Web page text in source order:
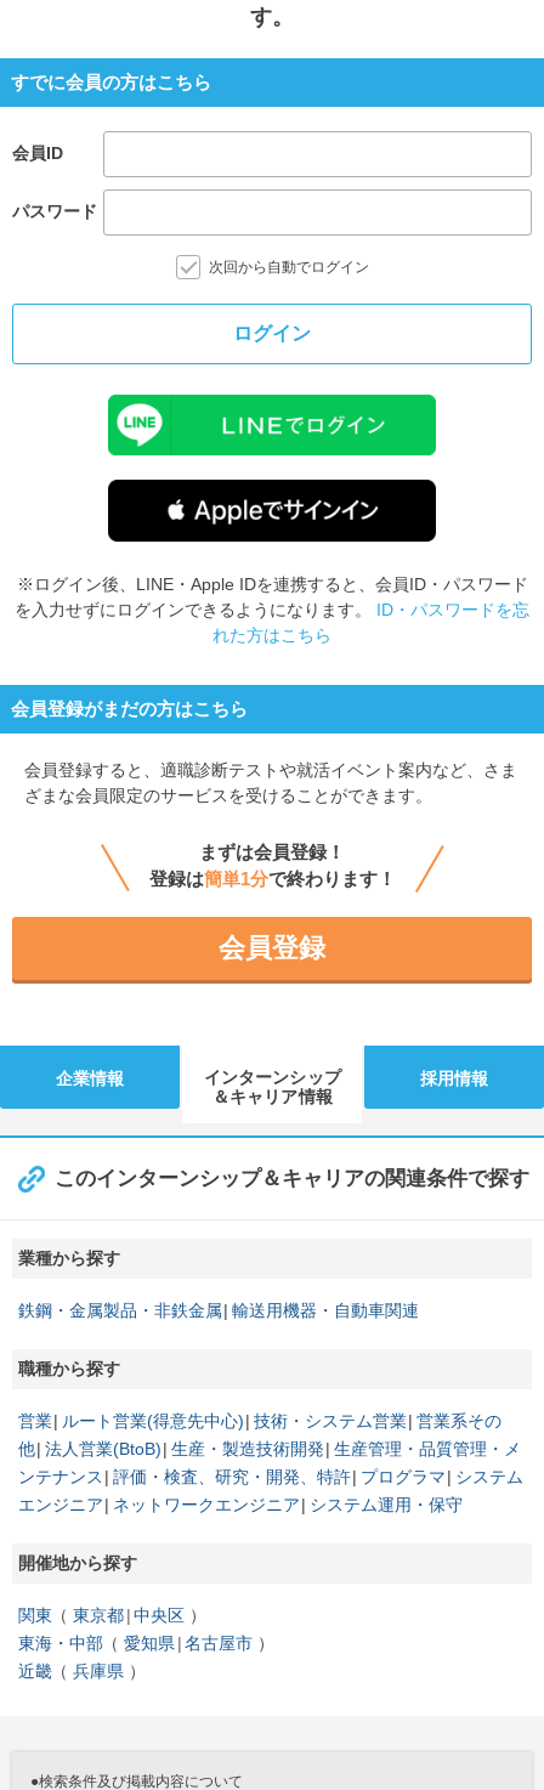
す。
すでに会員の方はこちら
会員ID
パスワード
次回から自動でログイン
ログイン
※ログイン後、LINE・Apple IDを連携すると、会員ID・パスワード
を入力せずにログインできるようになります。 ID・パスワードを忘
れた方はこちら
会員登録がまだの方はこちら
会員登録すると、 適職診断テストや就活イベント案内など、さま
ざまな会員限定のサービスを受けることができます。
まずは会員登録！
登録は簡単1分で終わります！
会員登録
企業情報
インターンシップ
＆キャリア情報
採用情報
このインターンシップ＆キャリアの関連条件で探す
業種から探す
鉄鋼・金属製品・非鉄金属 輸送用機器・自動車関連
職種から探す
営業 ルート営業(得意先中心) 技術・システム営業 営業系その
他 法人営業(BtoB) 生産・製造技術開発 生産管理・品質管理・メ
ンテナンス
評価・検査、研究・開発、特許 プログラマ
システム
エンジニア
ネットワークエンジニア システム運用・保守
開催地から探す
関東 東京都 中央区
東海・中部
愛知県 名古屋市
近畿
兵庫県
●検索条件及び掲載内容について